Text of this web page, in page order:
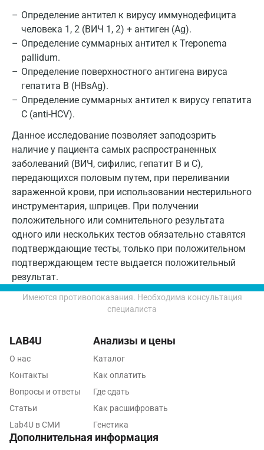
Определение антител к вирусу иммунодефицита
человека 1, 2 (ВИЧ 1, 2) + антиген (Ag).
Определение суммарных антител к Treponema
pallidum.
Определение поверхностного антигена вируса
гепатита B (HBsAg).
Определение суммарных антител к вирусу гепатита
C (anti-HCV).
Данное исследование позволяет заподозрить
наличие у пациента самых распространенных
заболеваний (ВИЧ, сифилис, гепатит B и C),
передающихся половым путем, при переливании
зараженной крови, при использовании нестерильного
инструментария, шприцев. При получении
положительного или сомнительного результата
одного или нескольких тестов обязательно ставятся
подтверждающие тесты, только при положительном
подтверждающем тесте выдается положительный
результат.
Котельники
Красногорск
Краснодар
Красноярск
Лабинск
Липецк
Лобня
Люберцы
Майкоп
Мурино
Мурманск
Наро-Фоминск
Нижневартовск
Новокузнецк
Имеются противопоказания. Необходима консультация
специалиста
LAB4U
О нас
Контакты
Вопросы и ответы
Статьи
Lab4U в СМИ
Анализы и цены
Каталог
Как оплатить
Где сдать
Как расшифровать
Генетика
Дополнительная информация